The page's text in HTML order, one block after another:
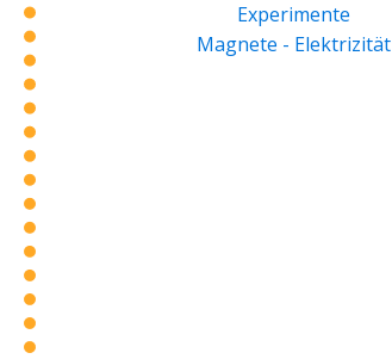
Experimente
Magnete - Elektrizität